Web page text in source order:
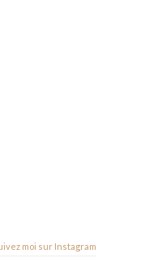
moi sur Instagram